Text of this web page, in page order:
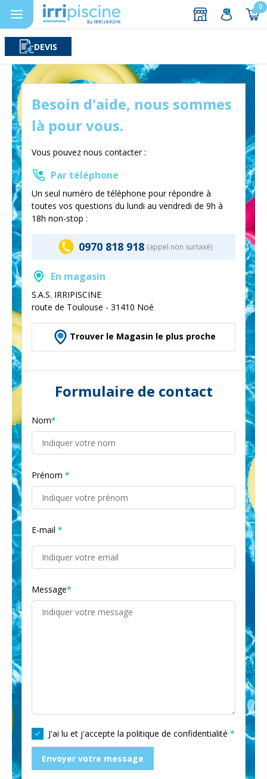
0
DEVIS
Aller au contenu
Besoin d'aide, nous sommes
là pour vous.
Vous pouvez nous contacter :
Par téléphone
Un seul numéro de téléphone pour répondre à
toutes vos questions du lundi au vendredi de 9h à
18h non-stop :
0970 818 918 (appel non surtaxé)
En magasin
S.A.S. IRRIPISCINE
route de Toulouse - 31410 Noé
Trouver le Magasin le plus proche
Formulaire de contact
Nom
Prénom
E-mail
Message
J'ai lu et j'accepte la politique de confidentialité
Envoyer votre message